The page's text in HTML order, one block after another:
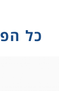
כל